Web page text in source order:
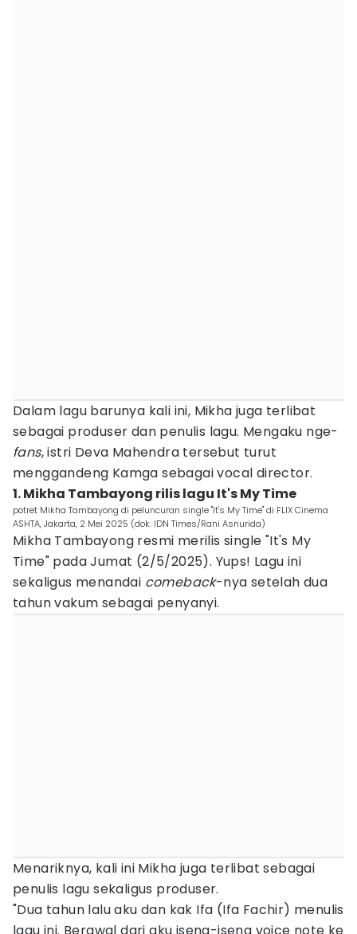
Dalam lagu barunya kali ini, Mikha juga terlibat
sebagai produser dan penulis lagu. Mengaku nge-
fans, istri Deva Mahendra tersebut turut
menggandeng Kamga sebagai vocal director.
1. Mikha Tambayong rilis lagu It's My Time
potret Mikha Tambayong di peluncuran single "It's My Time" di FLIX Cinema
ASHTA, Jakarta, 2 Mei 2025 (dok. IDN Times/Rani Asnurida)
Mikha Tambayong resmi merilis single "It's My
Time" pada Jumat (2/5/2025). Yups! Lagu ini
sekaligus menandai comeback-nya setelah dua
tahun vakum sebagai penyanyi.
Menariknya, kali ini Mikha juga terlibat sebagai
penulis lagu sekaligus produser.
"Dua tahun lalu aku dan kak Ifa (Ifa Fachir) menulis